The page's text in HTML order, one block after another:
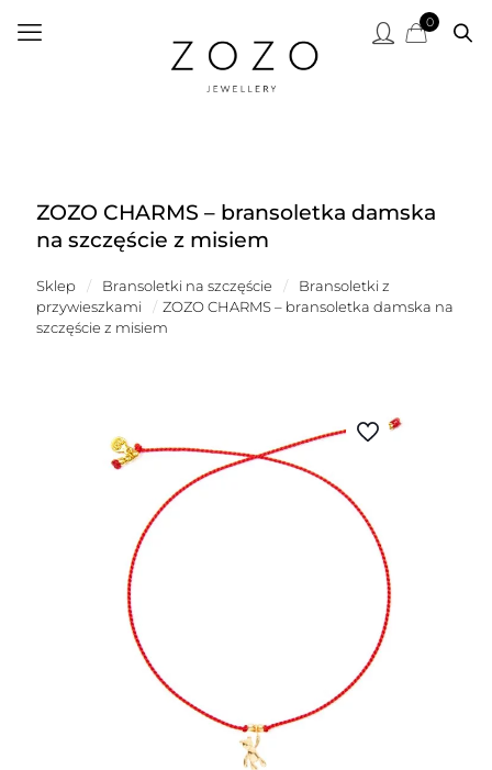
0
ZOZO CHARMS – bransoletka damska
na szczęście z misiem
Sklep / Bransoletki na szczęście /
Bransoletki z
przywieszkami
/ ZOZO CHARMS – bransoletka damska na
szczęście z misiem